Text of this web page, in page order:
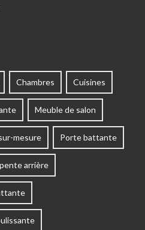
Chambres Cuisines
Meuble de salon
mesure Porte battante
arrière